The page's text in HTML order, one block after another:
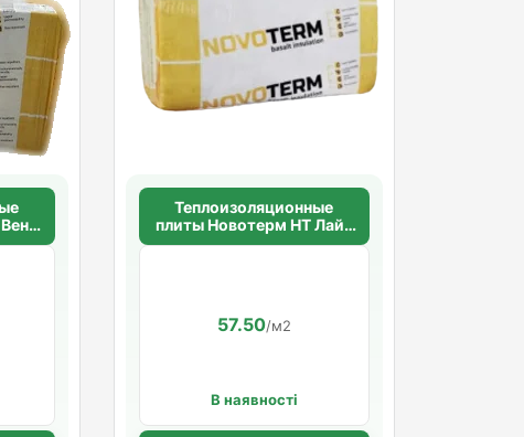
Теплоизоляционные
плиты Новотерм НТ Лайт
30 50мм.(30кг/м3)
57.50/м2
В наявності